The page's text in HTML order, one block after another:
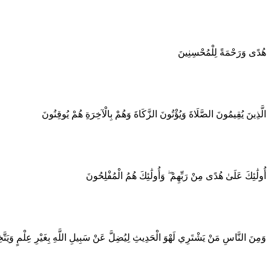
هُدًى وَرَحْمَةً لِلْمُحْسِنِينَ
الَّذِينَ يُقِيمُونَ الصَّلَاةَ وَيُؤْتُونَ الزَّكَاةَ وَهُمْ بِالْآخِرَةِ هُمْ يُوقِنُونَ
أُولَٰئِكَ عَلَىٰ هُدًى مِنْ رَبِّهِمْ ۖ وَأُولَٰئِكَ هُمُ الْمُفْلِحُونَ
وَمِنَ النَّاسِ مَنْ يَشْتَرِي لَهْوَ الْحَدِيثِ لِيُضِلَّ عَنْ سَبِيلِ اللَّهِ بِغَيْرِ عِلْمٍ